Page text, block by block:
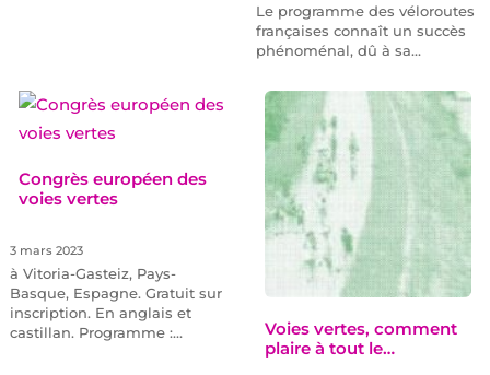
Le programme des véloroutes
françaises connaît un succès
phénoménal, dû à sa…
Congrès européen des
voies vertes
3 mars 2023
à Vitoria-Gasteiz, Pays-
Basque, Espagne. Gratuit sur
inscription. En anglais et
castillan. Programme :…
Voies vertes, comment
plaire à tout le…